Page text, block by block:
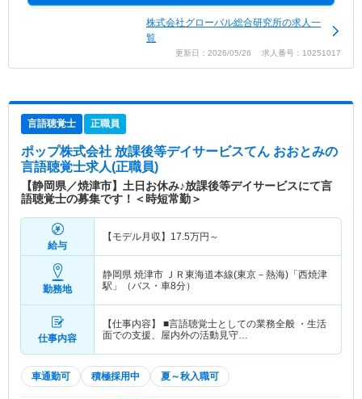
株式会社グローバル総合研究所の求人一
覧
更新日：2026/05/26 求人番号：10251017
言語聴覚士 正職員
ポップ株式会社 放課後等デイサービスてん おおとみの
言語聴覚士求人(正職員)
【静岡県／焼津市】土日お休み♪放課後等デイサービスにて言
語聴覚士の募集です！＜時短常勤＞
給与
【モデル月収】 17.5万円～
勤務地
静岡県 焼津市 ＪＲ東海道本線(東京－熱海)「西焼津
駅」（バス・車8分）
仕事内容
【仕事内容】 ■言語聴覚士としての業務全般 ・生活
面での支援、屋内外の活動見守…
車通勤可 積極採用中 夏～秋入職可